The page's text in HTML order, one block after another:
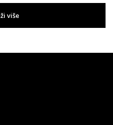
više